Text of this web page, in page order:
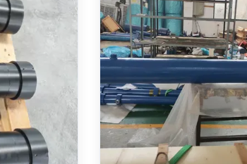
250
Robot
6022
Silinder
24333,
250 bar,
70-3100.
diperkeras
bantalan
Heavy Duty Mill Type
Cylinder with
Standar ISO 6022
balik posisi
Silinder Pabrik Tugas Berat
160/110-840 dengan
6022. Dilengkapi sensor
untuk kontrol presisi,
250 bar, dan bellow
lingkungan yang keras.
Dapatkan Harga